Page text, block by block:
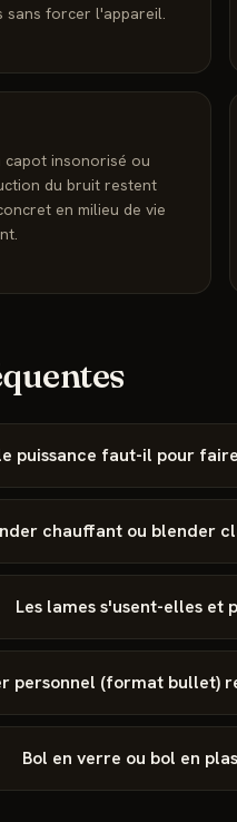
sans forcer l'appareil.
capot insonorisé ou
du bruit restent
en milieu de vie
puissance faut-il pour
chauffant ou blender
Les lames s'usent-elles et
personnel (format bullet)
Bol en verre ou bol en